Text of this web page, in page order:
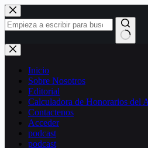
Saltar
al
contenido
Sin
resultados
Inicio
Sobre Nosotros
Editorial
Calculadora de Honorarios del
Contactenos
Acceder
podcast
podcast